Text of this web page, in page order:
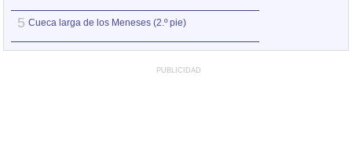
5 Cueca larga de los Meneses (2.º pie)
PUBLICIDAD